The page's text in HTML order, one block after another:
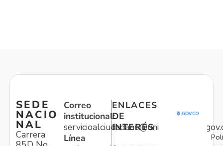
SEDE
NACIO
NAL
Carrera
Correo
institucional:
Línea
ENLACES
DE
INTERÉS